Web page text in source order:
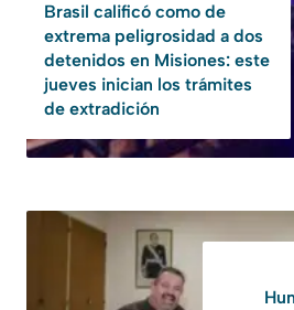
Brasil calificó como de
extrema peligrosidad a dos
detenidos en Misiones: este
jueves inician los trámites
de extradición